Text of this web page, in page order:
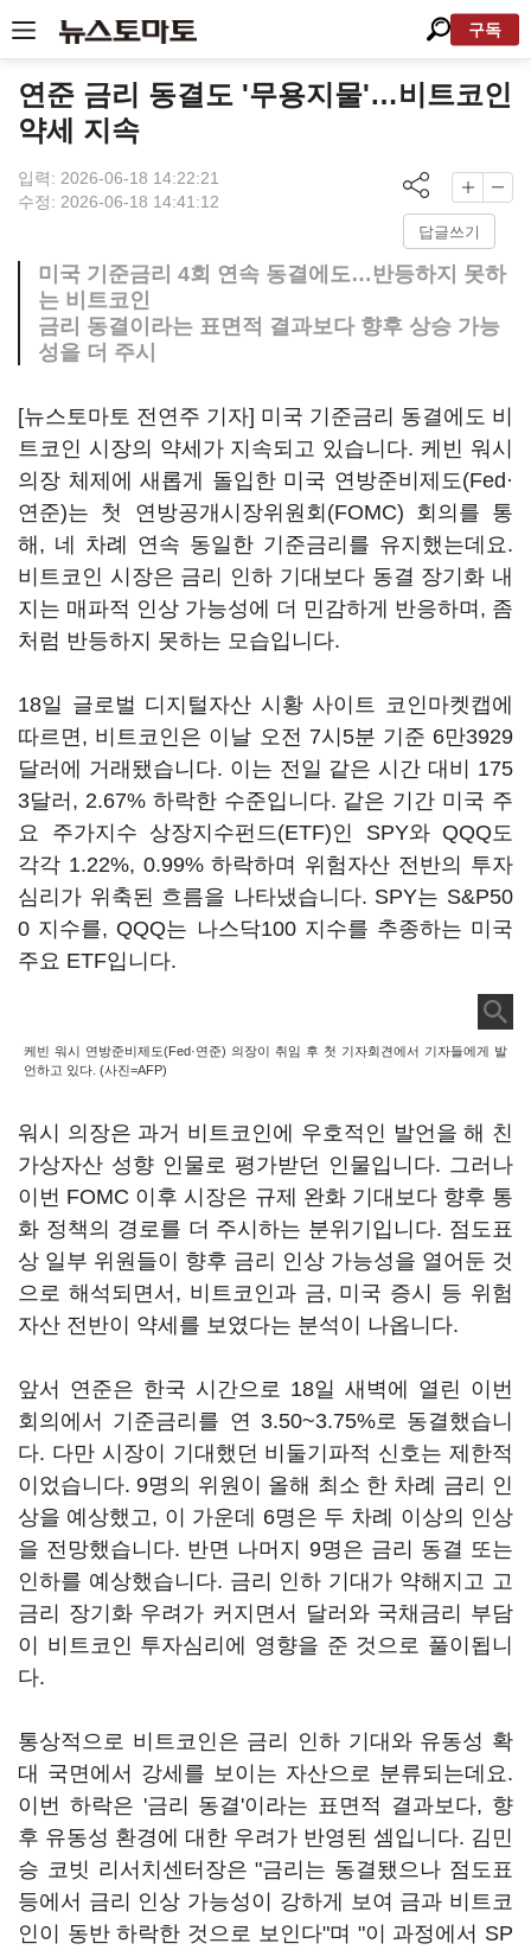
구독
연준 금리 동결도 '무용지물'…비트코인
약세 지속
입력: 2026-06-18 14:22:21
수정: 2026-06-18 14:41:12
답글쓰기
미국 기준금리 4회 연속 동결에도…반등하지 못하
는 비트코인
금리 동결이라는 표면적 결과보다 향후 상승 가능
성을 더 주시
[뉴스토마토 전연주 기자] 미국 기준금리 동결에도 비
트코인 시장의 약세가 지속되고 있습니다. 케빈 워시
의장 체제에 새롭게 돌입한 미국 연방준비제도(Fed·
연준)는 첫 연방공개시장위원회(FOMC) 회의를 통
해, 네 차례 연속 동일한 기준금리를 유지했는데요.
비트코인 시장은 금리 인하 기대보다 동결 장기화 내
지는 매파적 인상 가능성에 더 민감하게 반응하며, 좀
처럼 반등하지 못하는 모습입니다.
18일 글로벌 디지털자산 시황 사이트 코인마켓캡에
따르면, 비트코인은 이날 오전 7시5분 기준 6만3929
달러에 거래됐습니다. 이는 전일 같은 시간 대비 175
3달러, 2.67% 하락한 수준입니다. 같은 기간 미국 주
요 주가지수 상장지수펀드(ETF)인 SPY와 QQQ도
각각 1.22%, 0.99% 하락하며 위험자산 전반의 투자
심리가 위축된 흐름을 나타냈습니다. SPY는 S&P50
0 지수를, QQQ는 나스닥100 지수를 추종하는 미국
주요 ETF입니다.
케빈 워시 연방준비제도(Fed·연준) 의장이 취임 후 첫 기자회견에서 기자들에게 발
언하고 있다. (사진=AFP)
워시 의장은 과거 비트코인에 우호적인 발언을 해 친
가상자산 성향 인물로 평가받던 인물입니다. 그러나
이번 FOMC 이후 시장은 규제 완화 기대보다 향후 통
화 정책의 경로를 더 주시하는 분위기입니다. 점도표
상 일부 위원들이 향후 금리 인상 가능성을 열어둔 것
으로 해석되면서, 비트코인과 금, 미국 증시 등 위험
자산 전반이 약세를 보였다는 분석이 나옵니다.
앞서 연준은 한국 시간으로 18일 새벽에 열린 이번
회의에서 기준금리를 연 3.50~3.75%로 동결했습니
다. 다만 시장이 기대했던 비둘기파적 신호는 제한적
이었습니다. 9명의 위원이 올해 최소 한 차례 금리 인
상을 예상했고, 이 가운데 6명은 두 차례 이상의 인상
을 전망했습니다. 반면 나머지 9명은 금리 동결 또는
인하를 예상했습니다. 금리 인하 기대가 약해지고 고
금리 장기화 우려가 커지면서 달러와 국채금리 부담
이 비트코인 투자심리에 영향을 준 것으로 풀이됩니
다.
통상적으로 비트코인은 금리 인하 기대와 유동성 확
대 국면에서 강세를 보이는 자산으로 분류되는데요.
이번 하락은 '금리 동결'이라는 표면적 결과보다, 향
후 유동성 환경에 대한 우려가 반영된 셈입니다. 김민
승 코빗 리서치센터장은 "금리는 동결됐으나 점도표
등에서 금리 인상 가능성이 강하게 보여 금과 비트코
인이 동반 하락한 것으로 보인다"며 "이 과정에서 SP